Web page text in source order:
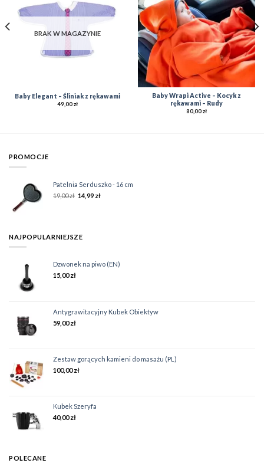
BRAK W MAGAZYNIE
Baby Elegant – Śliniak z rękawami
49,00zł
Baby Wrapi Active – Kocyk z
rękawami – Rudy
80,00zł
PROMOCJE
Patelnia Serduszko - 16 cm
19,00zł 14,99 zł
NAJPOPULARNIEJSZE
Dzwonek na piwo (EN)
15,00zł
Antygrawitacyjny Kubek Obiektyw
59,00zł
Zestaw gorących kamieni do masażu (PL)
100,00zł
Kubek Szeryfa
40,00zł
POLECANE